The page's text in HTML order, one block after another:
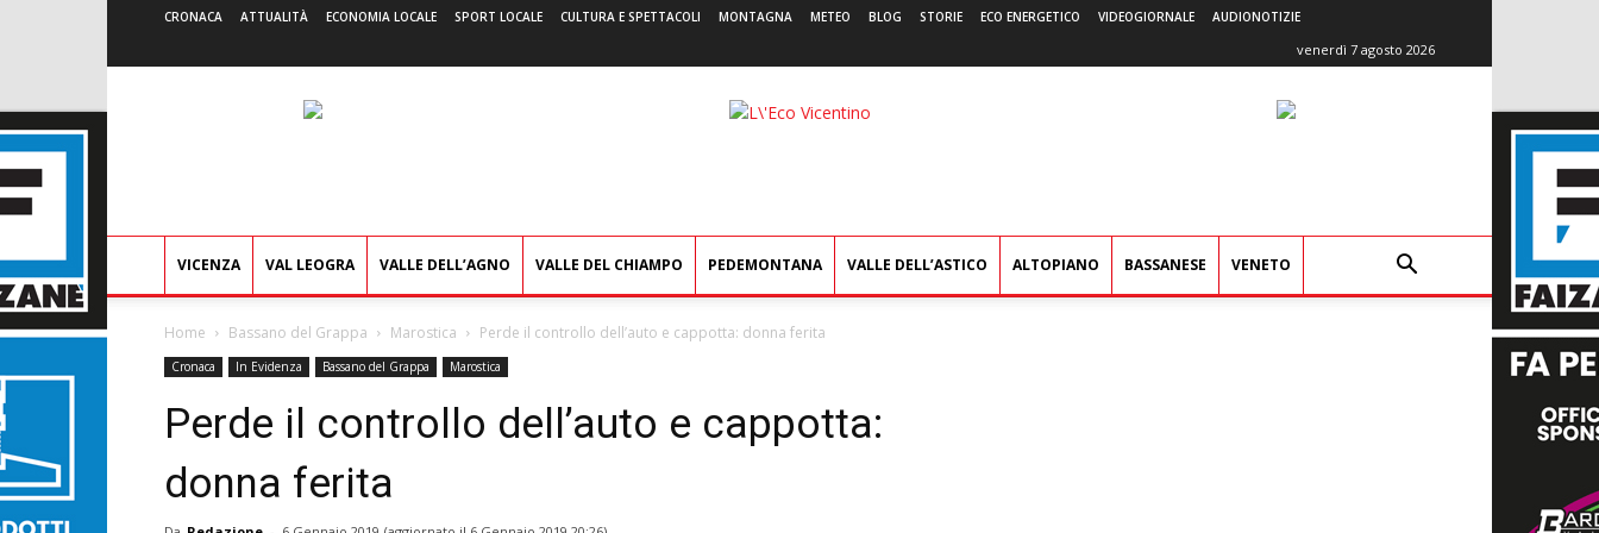
CRONACA ATTUALITÀ ECONOMIA LOCALE SPORT LOCALE CULTURA E SPETTACOLI MONTAGNA METEO BLOG STORIE ECO ENERGETICO VIDEOGIORNALE AUDIONOTIZIE
venerdì 7 agosto 2026
L'Eco
VICENZA VAL LEOGRA VALLE DELL’AGNO VALLE DEL CHIAMPO PEDEMONTANA VALLE DELL’ASTICO ALTOPIANO BASSANESE VENETO
Home Bassano del Grappa Marostica Perde il controllo dell’auto e cappotta: donna ferita
Cronaca In Evidenza Bassano del Grappa Marostica
Perde il controllo dell’auto e cappotta:
donna ferita